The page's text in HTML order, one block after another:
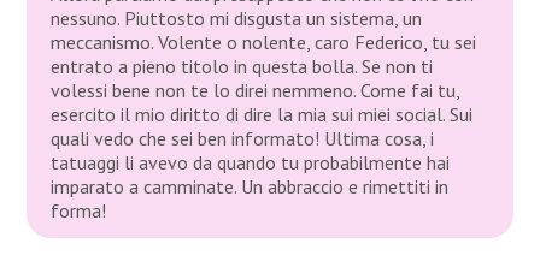
nessuno. Piuttosto mi disgusta un sistema, un
meccanismo. Volente o nolente, caro Federico, tu sei
entrato a pieno titolo in questa bolla. Se non ti
volessi bene non te lo direi nemmeno. Come fai tu,
esercito il mio diritto di dire la mia sui miei social. Sui
quali vedo che sei ben informato! Ultima cosa, i
tatuaggi li avevo da quando tu probabilmente hai
imparato a camminate. Un abbraccio e rimettiti in
forma!